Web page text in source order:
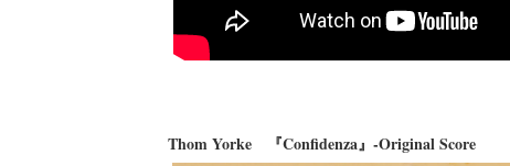
Thom Yorke 『Confidenza』-Original Score